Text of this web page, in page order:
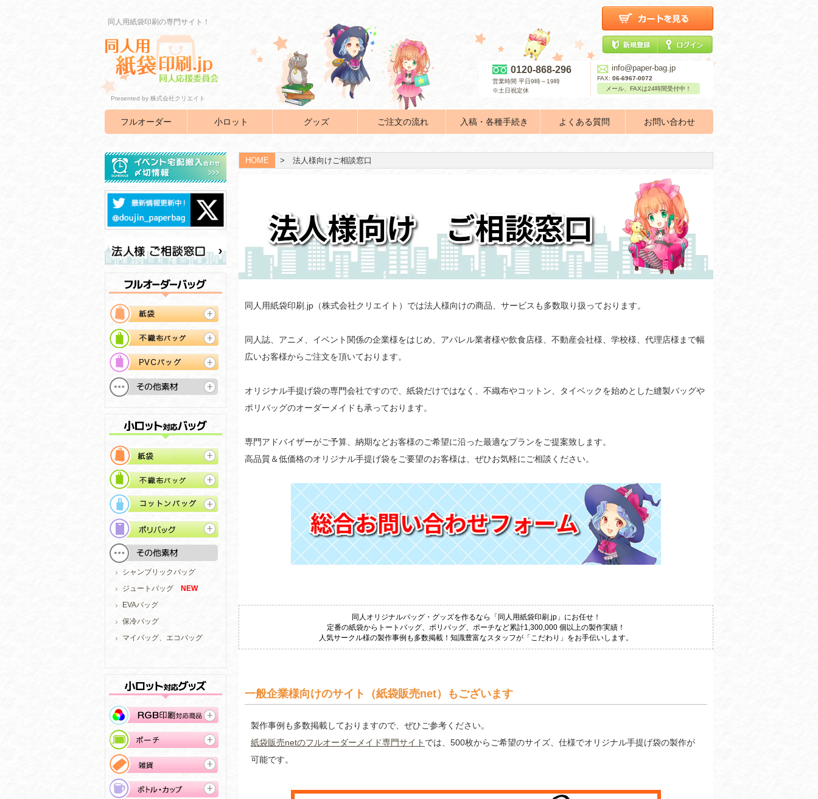
同人用紙袋印刷の専門サイト！
Presented by 株式会社クリエイト
0120-868-296
営業時間 平日9時～19時
※土日祝定休
info@paper-bag.jp
FAX: 06-6967-0072
メール、FAXは24時間受付中！
フルオーダー 小ロット グッズ ご注文の流れ 入稿・各種手続き よくある質問 お問い合わせ
シャンブリックバッグ
ジュートバッグ NEW
EVAバッグ
保冷バッグ
マイバッグ、エコバッグ
HOME > 法人様向けご相談窓口
同人用紙袋印刷.jp（株式会社クリエイト）では法人様向けの商品、サービスも多数取り扱っております。
同人誌、アニメ、イベント関係の企業様をはじめ、アパレル業者様や飲食店様、不動産会社様、学校様、代理店様まで幅
広いお客様からご注文を頂いております。
オリジナル手提げ袋の専門会社ですので、紙袋だけではなく、不織布やコットン、タイベックを始めとした縫製バッグや
ポリバッグのオーダーメイドも承っております。
専門アドバイザーがご予算、納期などお客様のご希望に沿った最適なプランをご提案致します。
高品質＆低価格のオリジナル手提げ袋をご要望のお客様は、ぜひお気軽にご相談ください。
同人オリジナルバッグ・グッズを作るなら「同人用紙袋印刷.jp」にお任せ！
定番の紙袋からトートバッグ、ポリバッグ、ポーチなど累計1,300,000 個以上の製作実績！
人気サークル様の製作事例も多数掲載！知識豊富なスタッフが「こだわり」をお手伝いします。
一般企業様向けのサイト（紙袋販売net）もございます
製作事例も多数掲載しておりますので、ぜひご参考ください。
紙袋販売netのフルオーダーメイド専門サイト では、500枚からご希望のサイズ、仕様でオリジナル手提げ袋の製作が
可能です。